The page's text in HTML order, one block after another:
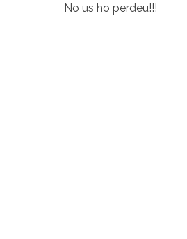
No us ho perdeu!!!